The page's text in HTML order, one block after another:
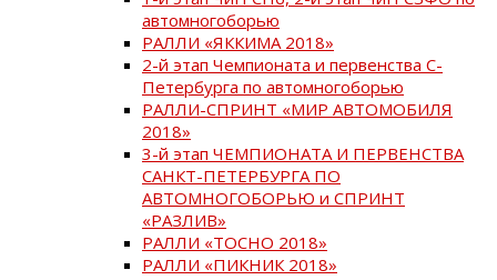
автомногоборью
РАЛЛИ «ЯККИМА 2018»
2-й этап Чемпионата и первенства С-
Петербурга по автомногоборью
РАЛЛИ-СПРИНТ «МИР АВТОМОБИЛЯ
2018»
3-й этап ЧЕМПИОНАТА И ПЕРВЕНСТВА
САНКТ-ПЕТЕРБУРГА ПО
АВТОМНОГОБОРЬЮ и СПРИНТ
«РАЗЛИВ»
РАЛЛИ «ТОСНО 2018»
РАЛЛИ «ПИКНИК 2018»